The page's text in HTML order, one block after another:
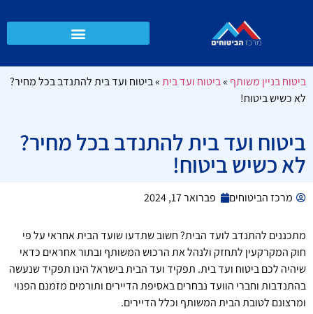
ביטוח בניין משותף »ביטוח ועד בית»ביטוח ועד בית להתנדב בכל מחיר?
לא כשיש ביטוח!
ביטוח ועד בית להתנדב בכל מחיר?
לא כשיש ביטוח!
מרכז הביטוחים פברואר 17, 2024
מתכננים להתנדב לועד הבית? חשוב שתדעו שועד הבית אחראי על פי
חוק המקרקעין לתחזק ולנהל את הרכוש המשותף ובתור אחראים כדאי
שיהיה לכם ביטוח ועד בית. תפקיד ועד הבית בישראל הינו תפקיד שנעשה
בהתנדבות וחברי הוועד נבחרים באסיפת הדיירים ותורמים מזמנם הפנוי
ומרצונם לטובת הבית המשותף וכלל הדיירים.